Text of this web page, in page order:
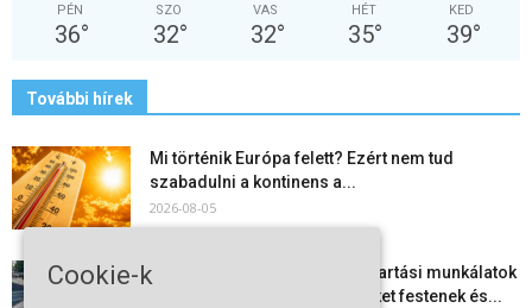
PÉN
36°
SZO
32°
VAS
32°
HÉT
35°
KED
39°
További hírek
Mi történik Európa felett? Ezért nem tud
szabadulni a kontinens a...
2026-08-05
Folyamatosak a nyári karbantartási munkálatok
Kiskőrösön – útburkolati jeleket festenek és...
Cookie-k